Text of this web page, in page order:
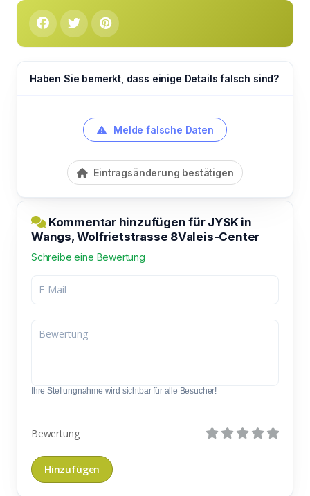
Haben Sie bemerkt, dass einige Details falsch sind?
Melde falsche Daten
Eintragsänderung bestätigen
Kommentar hinzufügen für JYSK in
Wangs, Wolfrietstrasse 8Valeis-Center
Schreibe eine Bewertung
Ihre Stellungnahme wird sichtbar für alle Besucher!
Bewertung